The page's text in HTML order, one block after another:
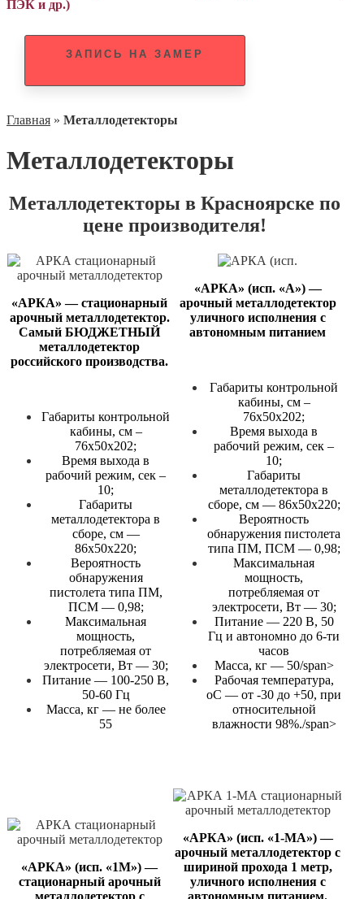
ПЭК и др.)
ЗАПИСЬ НА ЗАМЕР
Главная » Металлодетекторы
Металлодетекторы
Металлодетекторы в Красноярске по
цене производителя!
«АРКА» — стационарный
арочный металлодетектор.
Самый БЮДЖЕТНЫЙ
металлодетектор
российского производства.
Габариты контрольной
кабины, см –
76х50х202;
Время выхода в
рабочий режим, сек –
10;
Габариты
металлодетектора в
сборе, см —
86х50х220;
Вероятность
обнаружения
пистолета типа ПМ,
ПСМ — 0,98;
Максимальная
мощность,
потребляемая от
электросети, Вт — 30;
Питание — 100-250 В,
50-60 Гц
Масса, кг — не более
55
«АРКА» (исп. «А») —
арочный металлодетектор
уличного исполнения с
автономным питанием
Габариты контрольной
кабины, см –
76х50х202;
Время выхода в
рабочий режим, сек –
10;
Габариты
металлодетектора в
сборе, см — 86х50х220;
Вероятность
обнаружения пистолета
типа ПМ, ПСМ — 0,98;
Максимальная
мощность,
потребляемая от
электросети, Вт — 30;
Питание — 220 В, 50
Гц и автономно до 6-ти
часов
Масса, кг — 50/span>
Рабочая температура,
оС — от -30 до +50, при
относительной
влажности 98%./span>
«АРКА» (исп. «1М») —
стационарный арочный
металлодетектор с
«АРКА» (исп. «1-МА») —
арочный металлодетектор с
шириной прохода 1 метр,
уличного исполнения с
автономным питанием.